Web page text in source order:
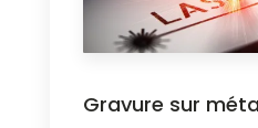
Gravure sur